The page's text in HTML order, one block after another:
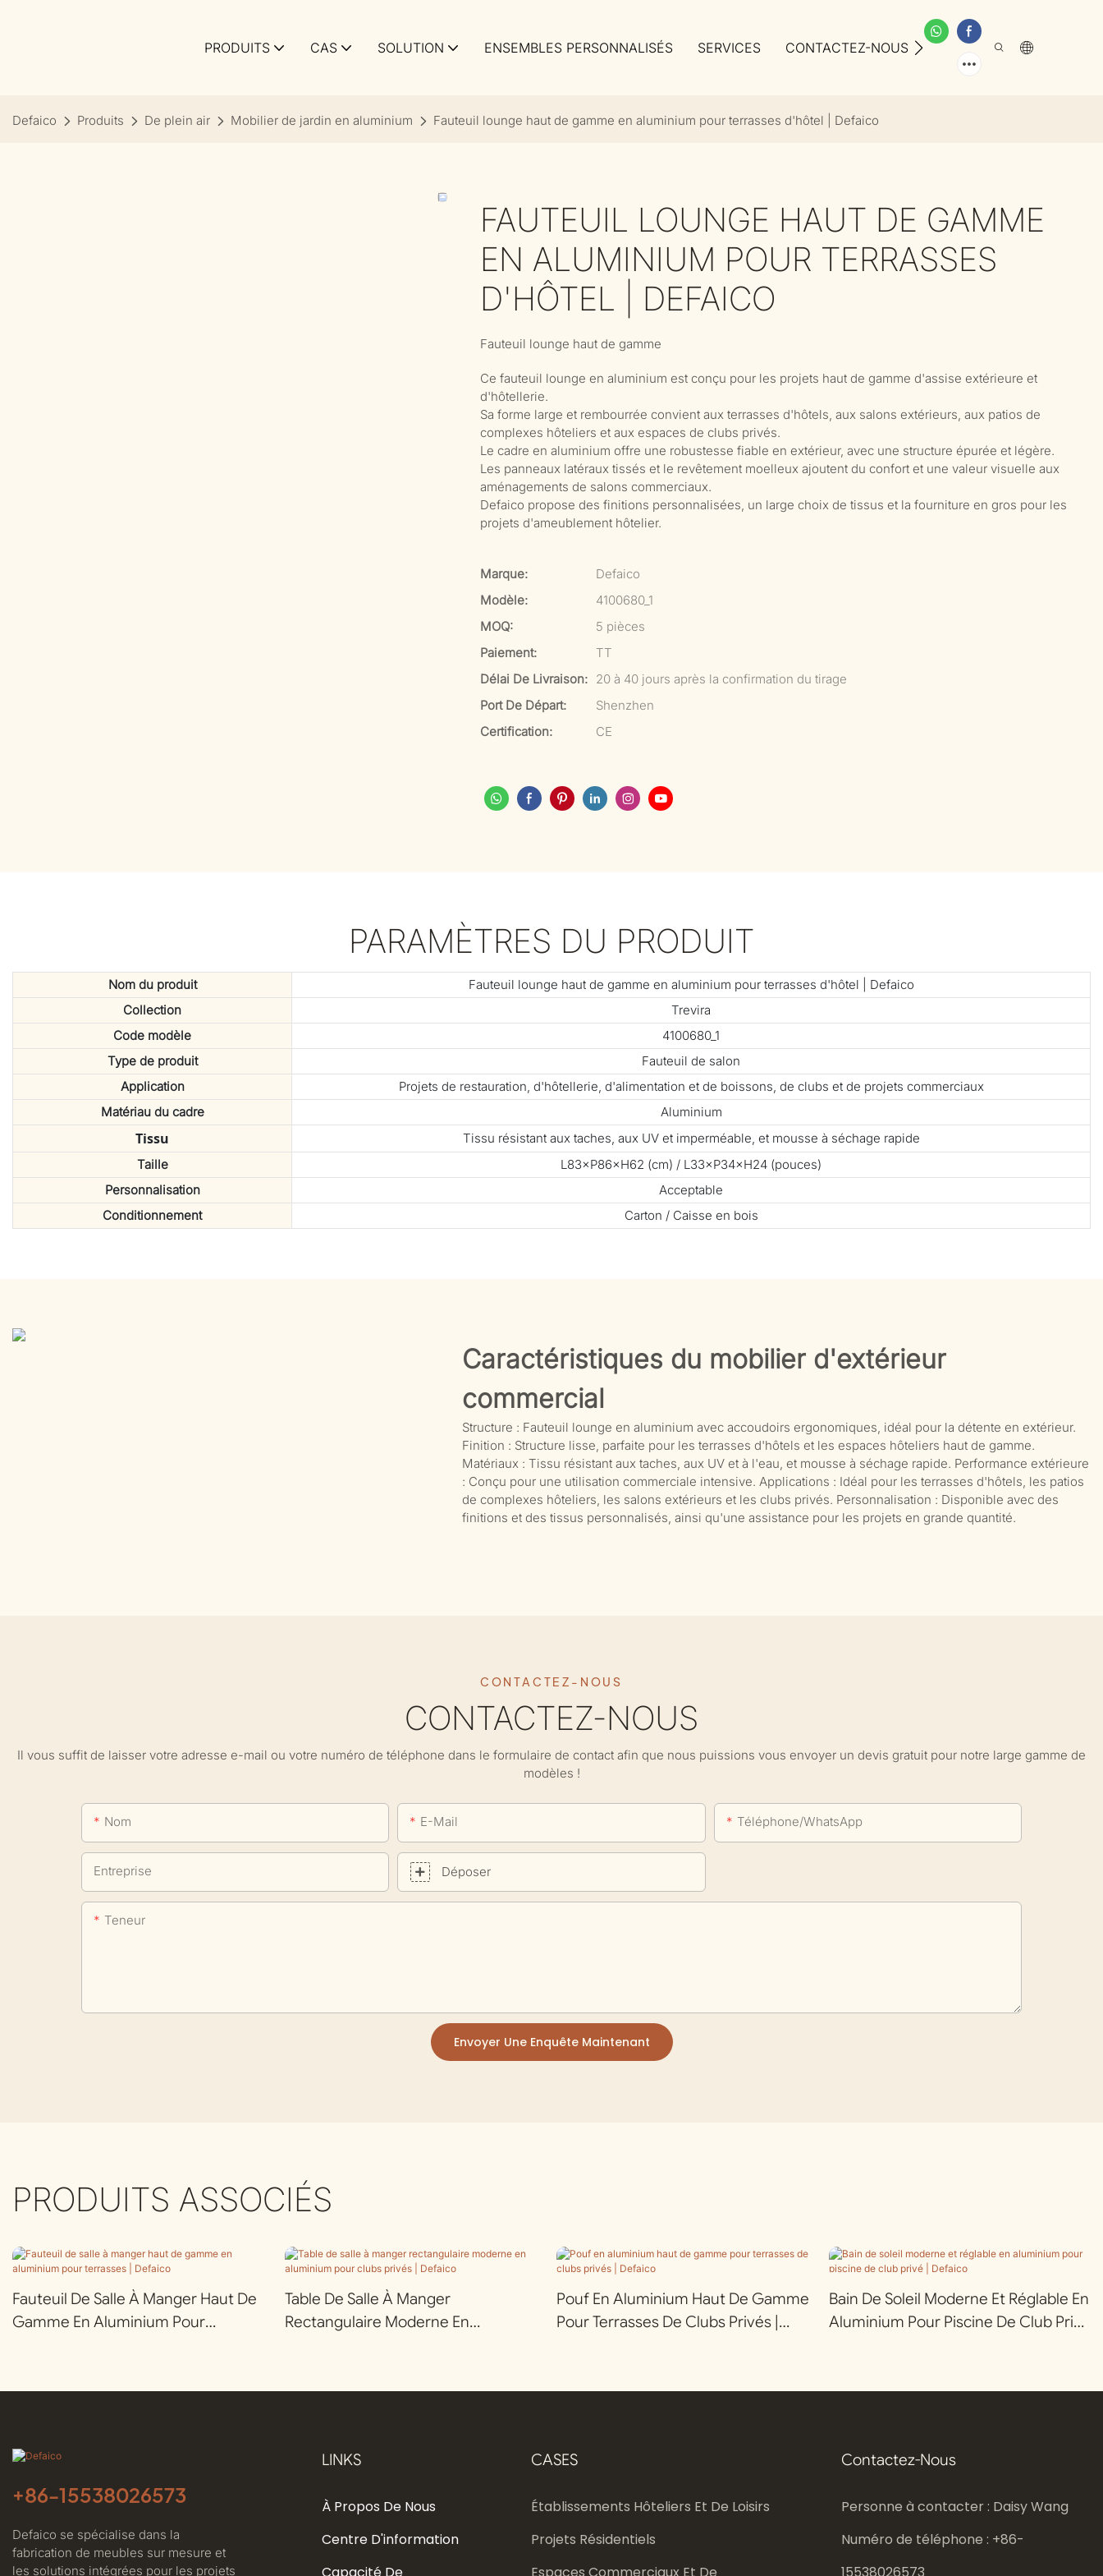
PRODUITS CAS SOLUTION ENSEMBLES PERSONNALISÉS SERVICES CONTACTEZ-NOUS À PROPOS DE NOUS
Defaico Produits De plein air Mobilier de jardin en aluminium Fauteuil lounge haut de gamme en aluminium pour terrasses d'hôtel | Defaico
FAUTEUIL LOUNGE HAUT DE GAMME
EN ALUMINIUM POUR TERRASSES
D'HÔTEL | DEFAICO
Fauteuil lounge haut de gamme
Ce fauteuil lounge en aluminium est conçu pour les projets haut de gamme d'assise extérieure et
d'hôtellerie.
Sa forme large et rembourrée convient aux terrasses d'hôtels, aux salons extérieurs, aux patios de
complexes hôteliers et aux espaces de clubs privés.
Le cadre en aluminium offre une robustesse fiable en extérieur, avec une structure épurée et légère.
Les panneaux latéraux tissés et le revêtement moelleux ajoutent du confort et une valeur visuelle aux
aménagements de salons commerciaux.
Defaico propose des finitions personnalisées, un large choix de tissus et la fourniture en gros pour les
projets d'ameublement hôtelier.
Marque:
Defaico
Modèle:
4100680_1
MOQ:
5 pièces
Paiement:
TT
Délai De Livraison: 20 à 40 jours après la confirmation du tirage
Port De Départ:
Shenzhen
Certification:
CE
PARAMÈTRES DU PRODUIT
Nom du produit
Fauteuil lounge haut de gamme en aluminium pour terrasses d'hôtel | Defaico
Collection
Trevira
Code modèle
4100680_1
Type de produit
Fauteuil de salon
Application
Projets de restauration, d'hôtellerie, d'alimentation et de boissons, de clubs et de projets commerciaux
Matériau du cadre
Aluminium
Tissu
Tissu résistant aux taches, aux UV et imperméable, et mousse à séchage rapide
Taille
L83×P86×H62 (cm) / L33×P34×H24 (pouces)
Personnalisation
Acceptable
Conditionnement
Carton / Caisse en bois
Caractéristiques du mobilier d'extérieur
commercial
Structure : Fauteuil lounge en aluminium avec accoudoirs ergonomiques, idéal pour la détente en extérieur.
Finition : Structure lisse, parfaite pour les terrasses d'hôtels et les espaces hôteliers haut de gamme.
Matériaux : Tissu résistant aux taches, aux UV et à l'eau, et mousse à séchage rapide. Performance extérieure
: Conçu pour une utilisation commerciale intensive. Applications : Idéal pour les terrasses d'hôtels, les patios
de complexes hôteliers, les salons extérieurs et les clubs privés. Personnalisation : Disponible avec des
finitions et des tissus personnalisés, ainsi qu'une assistance pour les projets en grande quantité.
CONTACTEZ-NOUS
CONTACTEZ-NOUS
Il vous suffit de laisser votre adresse e-mail ou votre numéro de téléphone dans le formulaire de contact afin que nous puissions vous envoyer un devis gratuit pour notre large gamme de
modèles !
Nom E-Mail Téléphone/WhatsApp
Entreprise Déposer
Teneur
Envoyer Une Enquête Maintenant
PRODUITS ASSOCIÉS
Fauteuil De Salle À Manger Haut De
Gamme En Aluminium Pour
Table De Salle À Manger
Rectangulaire Moderne En
Pouf En Aluminium Haut De Gamme
Pour Terrasses De Clubs Privés |
Bain De Soleil Moderne Et Réglable En
Aluminium Pour Piscine De Club Privé
+86-15538026573
Defaico se spécialise dans la
fabrication de meubles sur mesure et
les solutions intégrées pour les projets
LINKS
À Propos De Nous
Centre D'information
CASES
Établissements Hôteliers Et De Loisirs
Projets Résidentiels
Contactez-Nous
Personne à contacter : Daisy Wang
Numéro de téléphone : +86-